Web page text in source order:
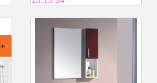
产品全览